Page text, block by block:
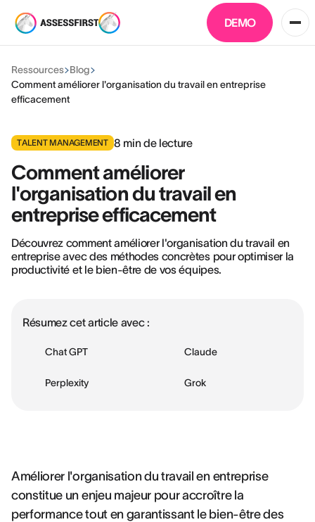
DEMO
Ressources Blog
Comment améliorer l'organisation du travail en entreprise
efficacement
TALENT MANAGEMENT 8 min de lecture
Comment améliorer
l'organisation du travail en
entreprise efficacement
Découvrez comment améliorer l'organisation du travail en
entreprise avec des méthodes concrètes pour optimiser la
productivité et le bien-être de vos équipes.
Résumez cet article avec :
Chat GPT Claude
Perplexity Grok
Améliorer l'organisation du travail en entreprise
constitue un enjeu majeur pour accroître la
performance tout en garantissant le bien-être des